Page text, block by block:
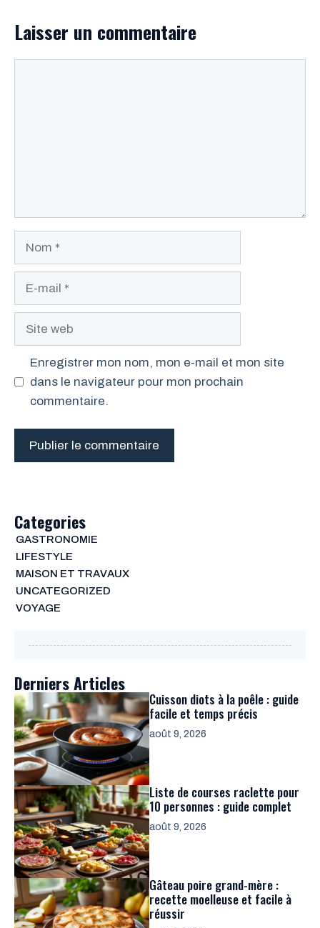
Laisser un commentaire
Enregistrer mon nom, mon e-mail et mon site
dans le navigateur pour mon prochain
commentaire.
Categories
GASTRONOMIE
LIFESTYLE
MAISON ET TRAVAUX
UNCATEGORIZED
VOYAGE
Derniers Articles
Cuisson diots à la poêle : guide
facile et temps précis
août 9, 2026
Liste de courses raclette pour
10 personnes : guide complet
août 9, 2026
Gâteau poire grand-mère :
recette moelleuse et facile à
réussir